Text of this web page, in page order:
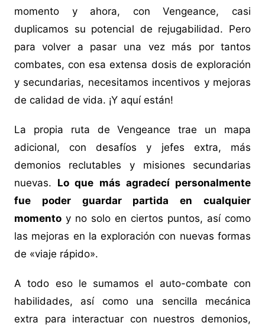
momento y ahora, con Vengeance, casi
duplicamos su potencial de rejugabilidad. Pero
para volver a pasar una vez más por tantos
combates, con esa extensa dosis de exploración
y secundarias, necesitamos incentivos y mejoras
de calidad de vida. ¡Y aquí están!
La propia ruta de Vengeance trae un mapa
adicional, con desafíos y jefes extra, más
demonios reclutables y misiones secundarias
nuevas. Lo que más agradecí personalmente
fue poder guardar partida en cualquier
momentoy no solo en ciertos puntos, así como
las mejoras en la exploración con nuevas formas
de «viaje rápido».
A todo eso le sumamos el auto-combate con
habilidades, así como una sencilla mecánica
extra para interactuar con nuestros demonios,